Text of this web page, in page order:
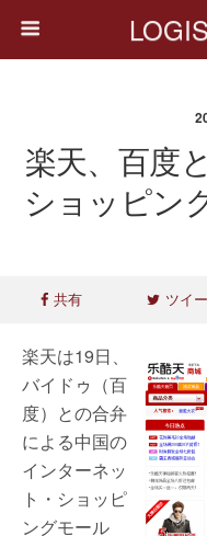
楽天、百度
ショッピン
共有 ツイ
楽天は19日、
バイドゥ（百
度）との合弁
による中国の
インターネッ
ト・ショッピ
ングモール